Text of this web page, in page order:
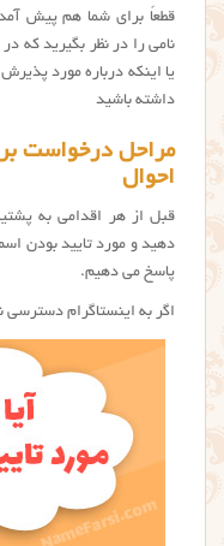
قطعاً برای شما هم پیش
نامی را در نظر بگیرید که در
یا اینکه درباره مورد
داشته باشید
مراحل درخواست
احوال
قبل از هر اقدامی به
دهید و مورد تایید بودن
پاسخ می دهیم.
اگر به اینستاگرام دسترسی